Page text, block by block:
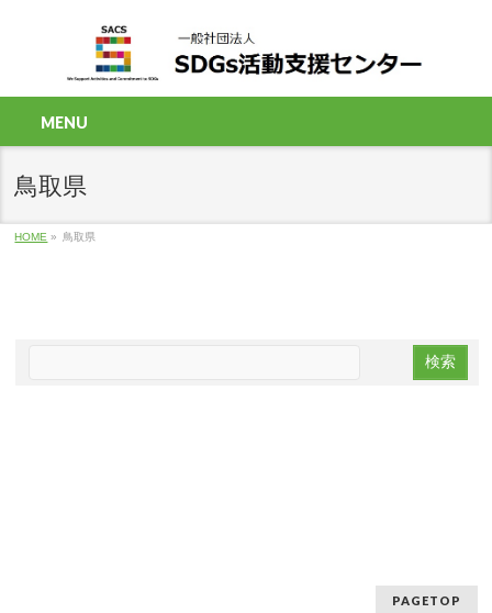
MENU
鳥取県
HOME » 鳥取県
PAGETOP